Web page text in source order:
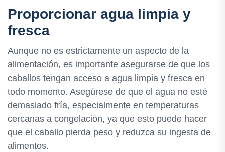
Proporcionar agua limpia y
fresca
Aunque no es estrictamente un aspecto de la
alimentación, es importante asegurarse de que los
caballos tengan acceso a agua limpia y fresca en
todo momento. Asegúrese de que el agua no esté
demasiado fría, especialmente en temperaturas
cercanas a congelación, ya que esto puede hacer
que el caballo pierda peso y reduzca su ingesta de
alimentos.